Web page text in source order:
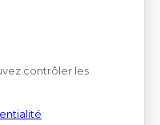
contrôler les